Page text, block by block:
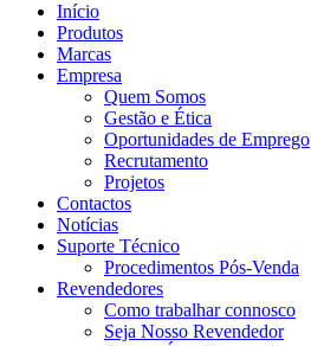
Início
Produtos
Marcas
Empresa
Quem Somos
Gestão e Ética
Oportunidades de Emprego
Recrutamento
Projetos
Contactos
Notícias
Suporte Técnico
Procedimentos Pós-Venda
Revendedores
Como trabalhar connosco
Seja Nosso Revendedor